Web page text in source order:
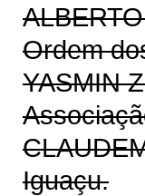
Ordem
YASMIN
Iguaçu.